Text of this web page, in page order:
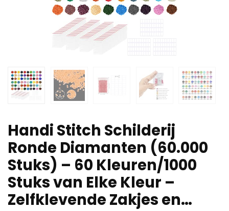
Handi Stitch Schilderij
Ronde Diamanten (60.000
Stuks) – 60 Kleuren/1000
Stuks van Elke Kleur –
Zelfklevende Zakjes en…